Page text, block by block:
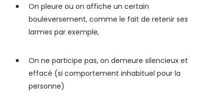
On pleure ou on affiche un certain
bouleversement, comme le fait de retenir ses
larmes par exemple,
On ne participe pas, on demeure silencieux et
effacé (si comportement inhabituel pour la
personne)